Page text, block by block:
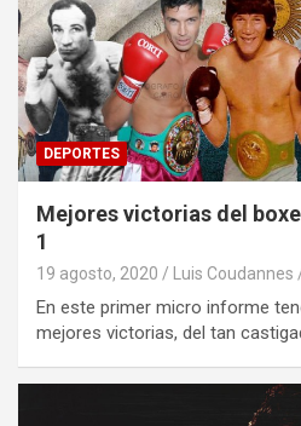
DEPORTES
Mejores victorias del
1
19 agosto, 2020 Luis Coudannes
En este primer micro informe
mejores victorias, del tan